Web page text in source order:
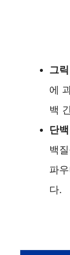
그
에
백
단
백
파
다.